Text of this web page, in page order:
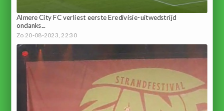
Almere City FC verliest eerste Eredivisie-uitwedstrijd
ondanks...
Zo 20-08-2023, 22:30